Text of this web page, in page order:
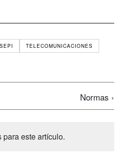
SEPI
TELECOMUNICACIONES
Normas ›
este artículo.